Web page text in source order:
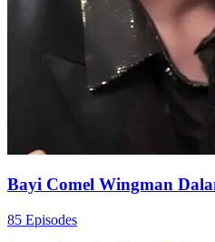
Bayi Comel Wingman
85 Episodes